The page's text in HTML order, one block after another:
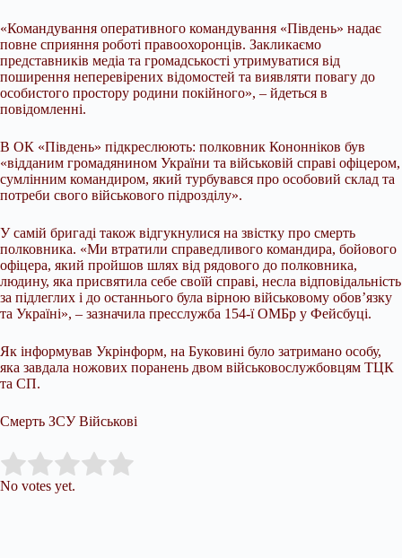
«Командування оперативного командування «Південь» надає
повне сприяння роботі правоохоронців. Закликаємо
представників медіа та громадськості утримуватися від
поширення неперевірених відомостей та виявляти повагу до
особистого простору родини покійного», – йдеться в
повідомленні.
В ОК «Південь» підкреслюють: полковник Кононніков був
«відданим громадянином України та військовій справі офіцером,
сумлінним командиром, який турбувався про особовий склад та
потреби свого військового підрозділу».
У самій бригаді також відгукнулися на звістку про смерть
полковника. «Ми втратили справедливого командира, бойового
офіцера, який пройшов шлях від рядового до полковника,
людину, яка присвятила себе своїй справі, несла відповідальність
за підлеглих і до останнього була вірною військовому обов’язку
та Україні», – зазначила пресслужба 154-ї ОМБр у Фейсбуці.
Як інформував Укрінформ, на Буковині було затримано особу,
яка завдала ножових поранень двом військовослужбовцям ТЦК
та СП.
Смерть ЗСУ Військові
Rate this item:
No votes yet.